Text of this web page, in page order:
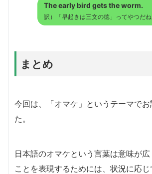
The early bird gets the worm.
訳）「早起きは三文の徳」ってやつだね
まとめ
今回は、「オマケ」というテーマで
た。
日本語のオマケという言葉は意味が
ことを表現するためには、状況に応